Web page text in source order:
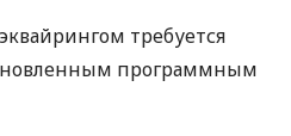
требуется
программным